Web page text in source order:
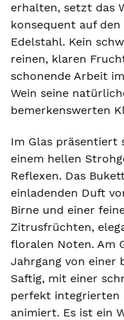
erhalten, setzt das
konsequent auf
Edelstahl. Kein
reinen, klaren
schonende Arbeit
Wein seine
bemerkenswerten
Im Glas präsentiert
einem hellen
Reflexen. Das
einladenden Duft
Birne und einer
Zitrusfrüchten,
floralen Noten. Am
Jahrgang von einer
Saftig, mit einer
perfekt integrierten
animiert. Es ist ein